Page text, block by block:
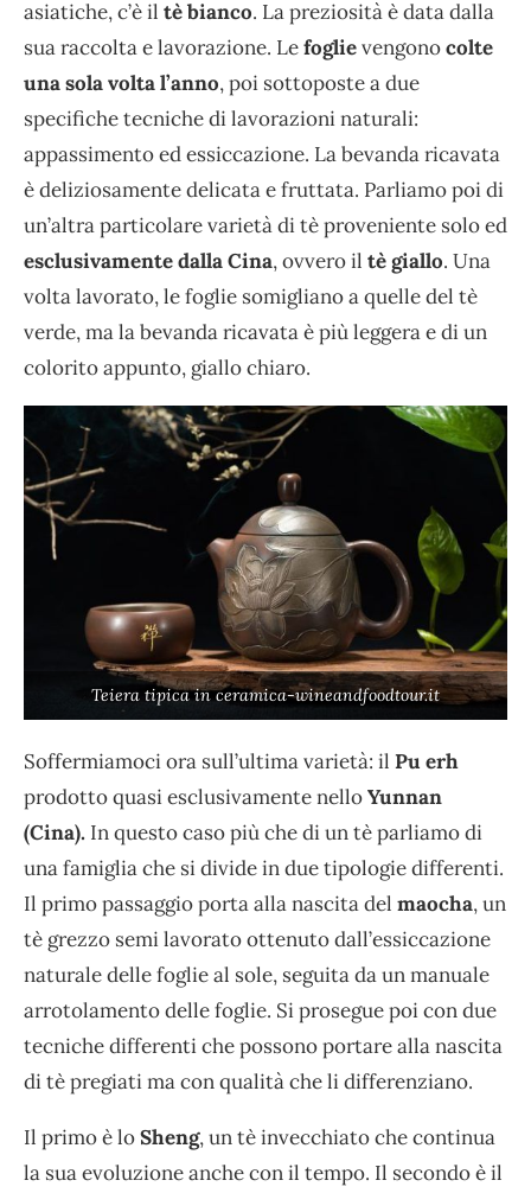
asiatiche, c’è il tè bianco. La preziosità è data dalla
sua raccolta e lavorazione. Lefoglievengonocolte
una sola volta l’anno, poi sottoposte a due
specifiche tecniche di lavorazioni naturali:
appassimento ed essiccazione. La bevanda ricavata
è deliziosamente delicata e fruttata. Parliamo poi di
un’altra particolare varietà di tè proveniente solo ed
esclusivamente dalla Cina, ovvero il tè giallo. Una
volta lavorato, le foglie somigliano a quelle del tè
verde, ma la bevanda ricavata è più leggera e di un
colorito appunto, giallo chiaro.
Teiera tipica in ceramica-wineandfoodtour.it
Soffermiamoci ora sull’ultima varietà: il Pu erh
prodotto quasi esclusivamente nelloYunnan
(Cina). In questo caso più che di un tè parliamo di
una famiglia che si divide in due tipologie differenti.
Il primo passaggio porta alla nascita del maocha, un
tè grezzo semi lavorato ottenuto dall’essiccazione
naturale delle foglie al sole, seguita da un manuale
arrotolamento delle foglie. Si prosegue poi con due
tecniche differenti che possono portare alla nascita
di tè pregiati ma con qualità che li differenziano.
Il primo è loSheng, un tè invecchiato che continua
la sua evoluzione anche con il tempo. Il secondo è il